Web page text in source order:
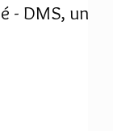
- DMS, un